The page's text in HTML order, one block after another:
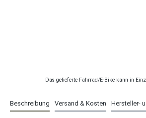
Das gelieferte Fahrrad/E-Bike kann in
Beschreibung Versand & Kosten Hersteller-